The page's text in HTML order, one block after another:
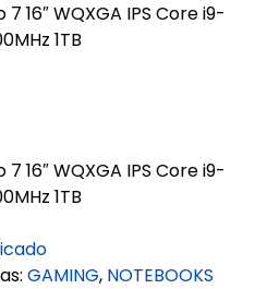
16″ WQXGA IPS Core i9-
1TB
16″ WQXGA IPS Core i9-
1TB
GAMING, NOTEBOOKS